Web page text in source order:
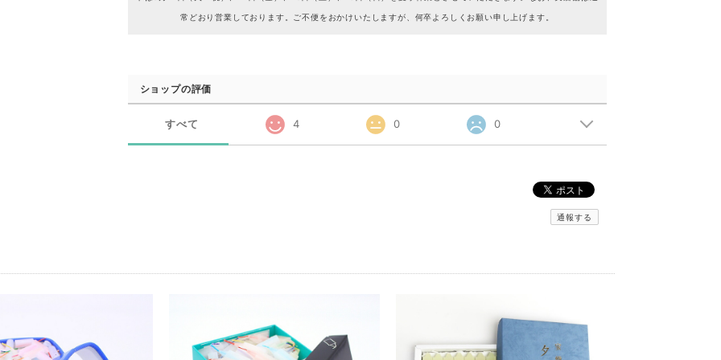
常どおり営業しております。ご不便をおかけいたしますが、何卒よろしくお願い申し上げます。
ショップの評価
すべて 4 0 0
通報する